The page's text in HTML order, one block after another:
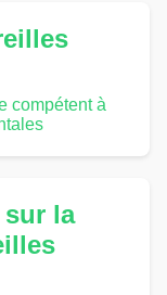
compétent à
sur la